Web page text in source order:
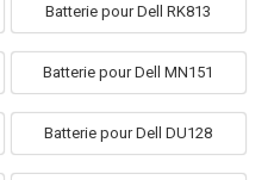
Batterie pour Dell RK813
Batterie pour Dell MN151
Batterie pour Dell DU128